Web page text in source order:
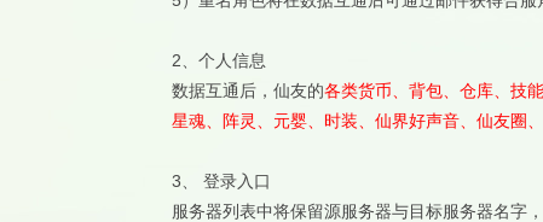
2、 个人信息
数据互通后，仙友的各类货币、背包、仓库、技
星魂、阵灵、元婴、时装、仙界好声音、仙友圈
3、
登录入口
服务器列表中将保留源服务器与目标服务器名字